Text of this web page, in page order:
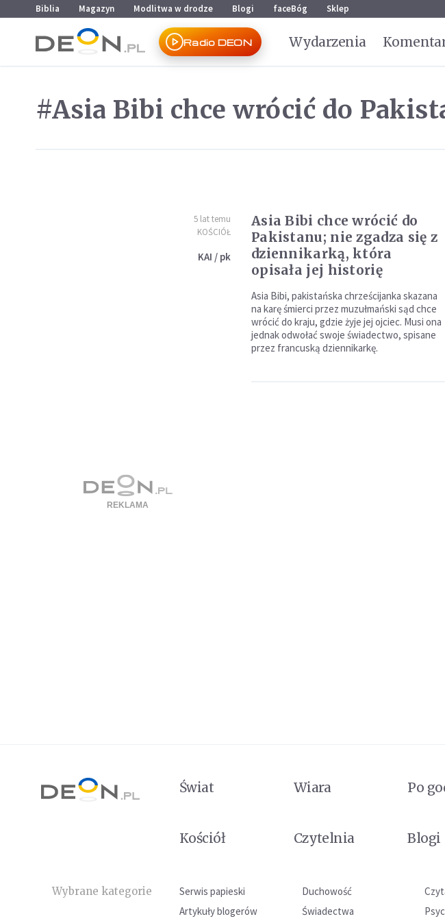
Przejdź do menu głównego
Przejdź do treści
Biblia Magazyn Modlitwa w drodze Blogi faceBóg Sklep
Radio DEON Wydarzenia
#Asia Bibi chce wrócić do
5 lat temu
KOŚCIÓŁ
KAI / pk
Asia Bibi chce wrócić do
Pakistanu; nie zgadza się z
dziennikarką, która
opisała jej historię
Asia Bibi, pakistańska chrześcijanka skazana
na karę śmierci przez muzułmański sąd chce
wrócić do kraju, gdzie żyje jej ojciec. Musi ona
jednak odwołać swoje świadectwo, spisane
przez francuską dziennikarkę.
Świat Wiara Po
Kościół
Czytelnia Blogi
Wybrane kategorie Serwis papieski Duchowość
Artykuły blogerów
Świadectwa